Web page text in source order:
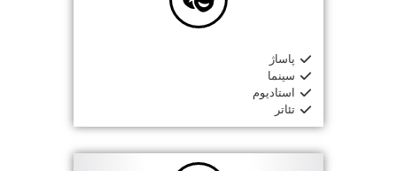
پاساژ
سینما
استادیوم
تئاتر